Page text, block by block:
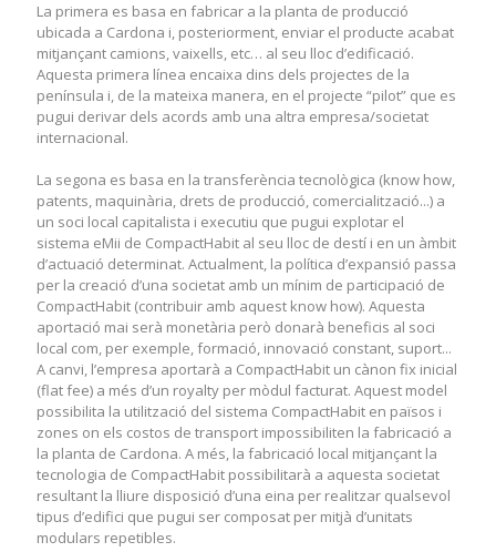
La primera es basa en fabricar a la planta de producció
ubicada a Cardona i, posteriorment, enviar el producte acabat
mitjançant camions, vaixells, etc… al seu lloc d’edificació.
Aquesta primera línea encaixa dins dels projectes de la
península i, de la mateixa manera, en el projecte “pilot” que es
pugui derivar dels acords amb una altra empresa/societat
internacional.
La segona es basa en la transferència tecnològica (know how,
patents, maquinària, drets de producció, comercialització...) a
un soci local capitalista i executiu que pugui explotar el
sistema eMii de CompactHabit al seu lloc de destí i en un àmbit
d’actuació determinat. Actualment, la política d’expansió passa
per la creació d’una societat amb un mínim de participació de
CompactHabit (contribuir amb aquest know how). Aquesta
aportació mai serà monetària però donarà beneficis al soci
local com, per exemple, formació, innovació constant, suport...
A canvi, l’empresa aportarà a CompactHabit un cànon fix inicial
(flat fee) a més d’un royalty per mòdul facturat. Aquest model
possibilita la utilització del sistema CompactHabit en països i
zones on els costos de transport impossibiliten la fabricació a
la planta de Cardona. A més, la fabricació local mitjançant la
tecnologia de CompactHabit possibilitarà a aquesta societat
resultant la lliure disposició d’una eina per realitzar qualsevol
tipus d’edifici que pugui ser composat per mitjà d’unitats
modulars repetibles.